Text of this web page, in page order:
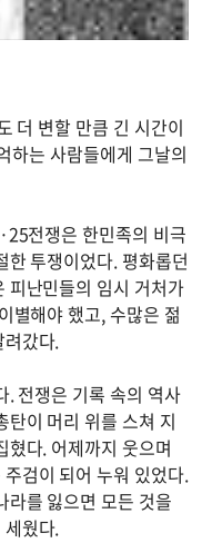
더 변할 만큼 긴 시간이
하는 사람들에게 그날의
전쟁은 한민족의 비극
한 투쟁이었다. 평화롭던
피난민들의 임시 거처가
별해야 했고, 수많은 젊
갔다.
. 전쟁은 기록 속의 역사
탄이 머리 위를 스쳐 지
혔다. 어제까지 웃으며
검이 되어 누워 있었다.
라를 잃으면 모든 것을
웠다.